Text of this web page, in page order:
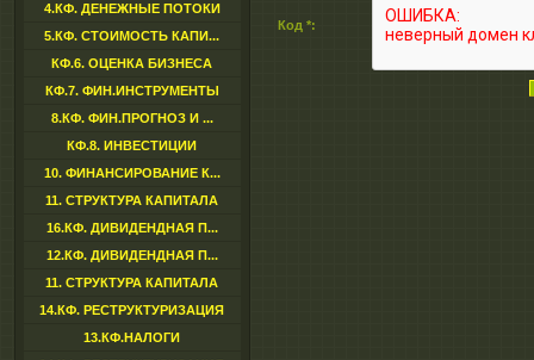
4.КФ. ДЕНЕЖНЫЕ ПОТОКИ
5.КФ. СТОИМОСТЬ КАПИ...
КФ.6. ОЦЕНКА БИЗНЕСА
КФ.7. ФИН.ИНСТРУМЕНТЫ
8.КФ. ФИН.ПРОГНОЗ И ...
КФ.8. ИНВЕСТИЦИИ
10. ФИНАНСИРОВАНИЕ К...
11. СТРУКТУРА КАПИТАЛА
16.КФ. ДИВИДЕНДНАЯ П...
12.КФ. ДИВИДЕНДНАЯ П...
11. СТРУКТУРА КАПИТАЛА
14.КФ. РЕСТРУКТУРИЗАЦИЯ
13.КФ.НАЛОГИ
Код *: